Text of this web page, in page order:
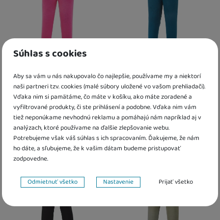
Súhlas s cookies
Aby sa vám u nás nakupovalo čo najlepšie, používame my a niektorí
naši partneri tzv. cookies (malé súbory uložené vo vašom prehliadači).
Vďaka nim si pamätáme, čo máte v košíku, ako máte zoradené a
vyfiltrované produkty, či ste prihlásení a podobne. Vďaka nim vám
tiež neponúkame nevhodnú reklamu a pomáhajú nám napríklad aj v
analýzach, ktoré používame na ďalšie zlepšovanie webu.
Potrebujeme však váš súhlas s ich spracovaním. Ďakujeme, že nám
ho dáte, a sľubujeme, že k vašim dátam budeme pristupovať
zodpovedne.
Nastavenie súhlasov s kategóriami cookies
VŽDY AKTÍVNE
Odmietnuť všetko Nastavenie Prijať všetko
Legíny šmyk Outlast® Ružová
19,80€
K dispozícii
Kdy zboží dostanete?
Osobný odber vo výdajnom mieste17. 8.
U Vás doma18. 8.
Legíny šmyk Outlast®
Tm.smaragd
19,40€
K dispozícii
Kdy zboží dostanete?
Osobný odber vo výdajnom mieste
U Vás doma